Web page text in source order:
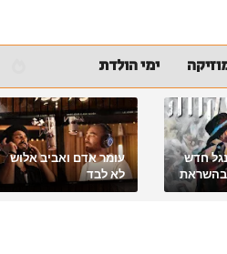
ימי הולדת
חדש
בהשראת
עומר אדם ואביב אלוש
לא לבד